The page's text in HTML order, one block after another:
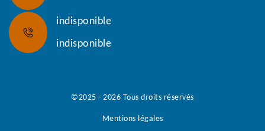
indisponible
indisponible
©2025 - 2026 Tous droits réservés
Mentions légales